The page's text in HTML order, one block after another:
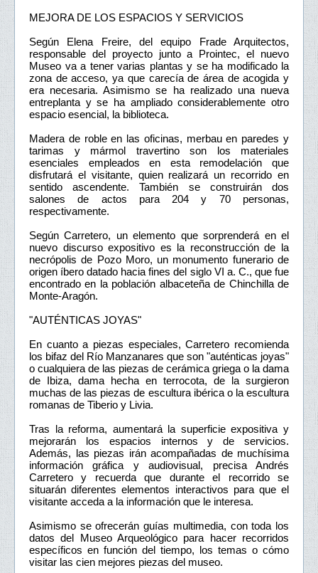
MEJORA DE LOS ESPACIOS Y SERVICIOS
Según Elena Freire, del equipo Frade Arquitectos,
responsable del proyecto junto a Prointec, el nuevo
Museo va a tener varias plantas y se ha modificado la
zona de acceso, ya que carecía de área de acogida y
era necesaria. Asimismo se ha realizado una nueva
entreplanta y se ha ampliado considerablemente otro
espacio esencial, la biblioteca.
Madera de roble en las oficinas, merbau en paredes y
tarimas y mármol travertino son los materiales
esenciales empleados en esta remodelación que
disfrutará el visitante, quien realizará un recorrido en
sentido ascendente. También se construirán dos
salones de actos para 204 y 70 personas,
respectivamente.
Según Carretero, un elemento que sorprenderá en el
nuevo discurso expositivo es la reconstrucción de la
necrópolis de Pozo Moro, un monumento funerario de
origen íbero datado hacia fines del siglo VI a. C., que fue
encontrado en la población albaceteña de Chinchilla de
Monte-Aragón.
"AUTÉNTICAS JOYAS"
En cuanto a piezas especiales, Carretero recomienda
los bifaz del Río Manzanares que son "auténticas joyas"
o cualquiera de las piezas de cerámica griega o la dama
de Ibiza, dama hecha en terrocota, de la surgieron
muchas de las piezas de escultura ibérica o la escultura
romanas de Tiberio y Livia.
Tras la reforma, aumentará la superficie expositiva y
mejorarán los espacios internos y de servicios.
Además, las piezas irán acompañadas de muchísima
información gráfica y audiovisual, precisa Andrés
Carretero y recuerda que durante el recorrido se
situarán diferentes elementos interactivos para que el
visitante acceda a la información que le interesa.
Asimismo se ofrecerán guías multimedia, con toda los
datos del Museo Arqueológico para hacer recorridos
específicos en función del tiempo, los temas o cómo
visitar las cien mejores piezas del museo.